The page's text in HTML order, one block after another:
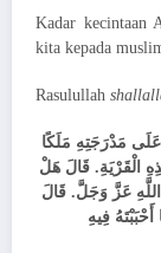
Kadar kecintaan
kita kepada
Rasulullah
مَدْرَجَتِهِ مَلَكًا
الْقَرْيَةِ. قَالَ هَلْ
اللَّهِ عَزَّ وَجَلَّ. قَالَ
فِيهِ